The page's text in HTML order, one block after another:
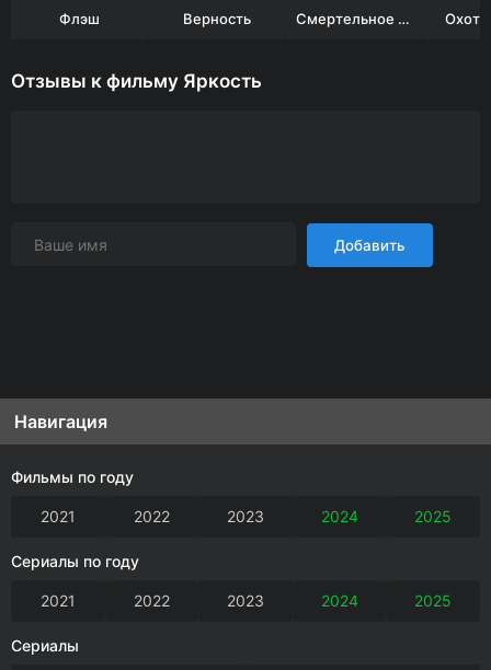
Флэш Верность Смертельное оружие Охота
Отзывы к фильму Яркость
Добавить
Навигация
Фильмы по году
2021 2022 2023 2024 2025
Сериалы по году
2021 2022 2023 2024 2025
Сериалы